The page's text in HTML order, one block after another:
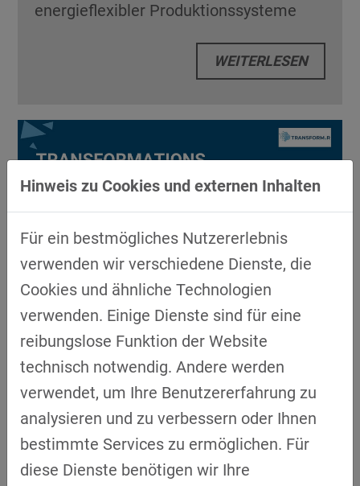
energieflexibler Produktionssysteme
WEITERLESEN
TRANSFORMATIONSCHAMPIONS, DER
PODCAST DES PROJEKTS
TRANSFORM.R, FOLGE 1
04.05.2023
Vitesco Technologies
WEITERLESEN
Hinweis zu Cookies und externen Inhalten
Für ein bestmögliches Nutzererlebnis
verwenden wir verschiedene Dienste, die
Cookies und ähnliche Technologien
verwenden. Einige Dienste sind für eine
reibungslose Funktion der Website
technisch notwendig. Andere werden
verwendet, um Ihre Benutzererfahrung zu
analysieren und zu verbessern oder Ihnen
bestimmte Services zu ermöglichen. Für
diese Dienste benötigen wir Ihre